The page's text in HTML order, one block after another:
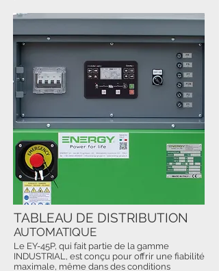
Le EY-45P, qui fait partie de la gamme
INDUSTRIAL, est conçu pour offrir une fiabilité
maximale, même dans des conditions
TABLEAU DE DISTRIBUTION
AUTOMATIQUE